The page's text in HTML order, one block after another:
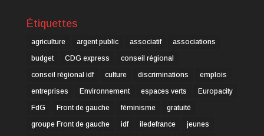
Étiquettes
agriculture argent public associatif
associations
budget
CDG express
conseil régional
conseil régional idf
culture discriminations
emplois
entreprises
Environnement espaces verts
Europacity
FdG
Front de gauche féminisme
gratuité
groupe Front de gauche
idf iledefrance
jeunes